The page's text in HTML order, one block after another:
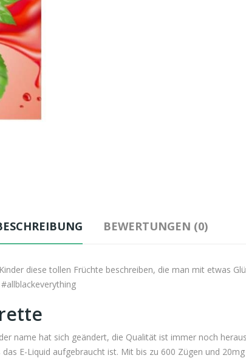
BEWERTUNGEN (0)
diese tollen Früchte beschreiben, die man mit etwas
name hat sich geändert, die Qualität ist immer noch
E-Liquid aufgebraucht ist. Mit bis zu 600 Zügen und